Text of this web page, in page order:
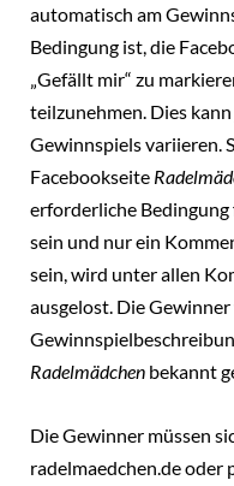
automatisch am
Bedingung ist, die
„Gefällt mir“ zu
teilzunehmen. Dies
Gewinnspiels variieren.
Facebookseite
erforderliche
sein und nur ein
sein, wird unter allen
ausgelost. Die
Radelmädchen bekannt
Die Gewinner müssen
radelmaedchen.de oder